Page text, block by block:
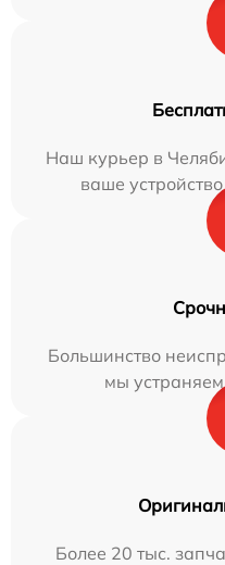
Наш курьер в
ваше
Большинство
мы
Более 20 тыс.